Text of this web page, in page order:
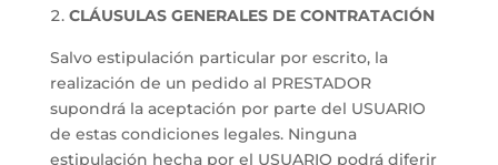
CLÁUSULAS GENERALES DE CONTRATACIÓN
Salvo estipulación particular por escrito, la
realización de un pedido al PRESTADOR
supondrá la aceptación por parte del USUARIO
de estas condiciones legales. Ninguna
estipulación hecha por el USUARIO podrá diferir